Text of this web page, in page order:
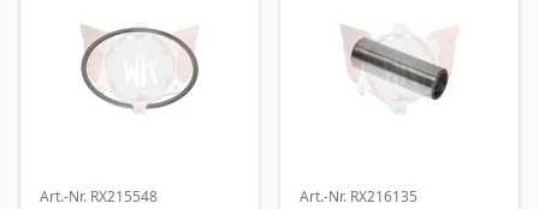
Art.-Nr. RX215548 Art.-Nr. RX216135